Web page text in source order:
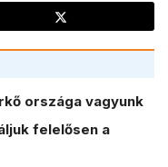
országa vagyunk
felelősen a